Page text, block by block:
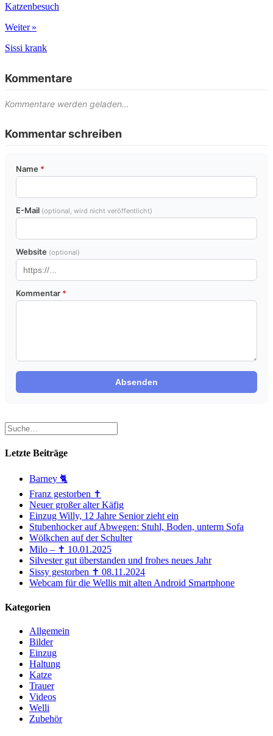
Katzenbesuch
Weiter »
Sissi krank
Kommentare
Kommentare werden geladen…
Kommentar schreiben
Name *
E-Mail (optional, wird nicht veröffentlicht)
Website (optional)
Kommentar *
Absenden
Letzte Beiträge
Barney 🐈
Franz gestorben ✝️
Neuer großer alter Käfig
Einzug Willy, 12 Jahre Senior zieht ein
Stubenhocker auf Abwegen: Stuhl, Boden, unterm Sofa
Wölkchen auf der Schulter
Milo – ✝️ 10.01.2025
Silvester gut überstanden und frohes neues Jahr
Sissy gestorben ✝️ 08.11.2024
Webcam für die Wellis mit alten Android Smartphone
Kategorien
Allgemein
Bilder
Einzug
Haltung
Katze
Trauer
Videos
Welli
Zubehör